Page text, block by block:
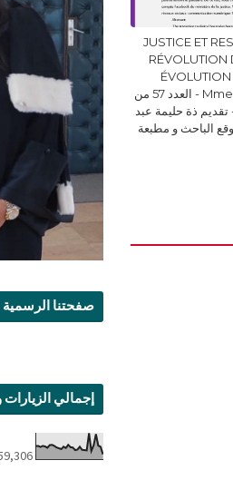
JUSTICE ET
RÉVOLUTION
ÉVOLUTION
Mme Malika ZITOUNY - العدد 57 من
ذة حليمة عبد
الباحث و مطبعة
صفحتنا
إجمالي